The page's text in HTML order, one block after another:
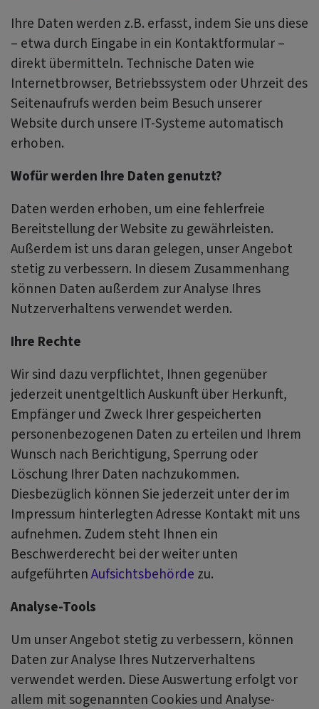
Ihre Daten werden z.B. erfasst, indem Sie uns diese
– etwa durch Eingabe in ein Kontaktformular –
direkt übermitteln. Technische Daten wie
Internetbrowser, Betriebssystem oder Uhrzeit des
Seitenaufrufs werden beim Besuch unserer
Website durch unsere IT-Systeme automatisch
erhoben.
Wofür werden Ihre Daten genutzt?
Daten werden erhoben, um eine fehlerfreie
Bereitstellung der Website zu gewährleisten.
Außerdem ist uns daran gelegen, unser Angebot
stetig zu verbessern. In diesem Zusammenhang
können Daten außerdem zur Analyse Ihres
Nutzerverhaltens verwendet werden.
Ihre Rechte
Wir sind dazu verpflichtet, Ihnen gegenüber
jederzeit unentgeltlich Auskunft über Herkunft,
Empfänger und Zweck Ihrer gespeicherten
personenbezogenen Daten zu erteilen und Ihrem
Wunsch nach Berichtigung, Sperrung oder
Löschung Ihrer Daten nachzukommen.
Diesbezüglich können Sie jederzeit unter der im
Impressum hinterlegten Adresse Kontakt mit uns
aufnehmen. Zudem steht Ihnen ein
Beschwerderecht bei der weiter unten
aufgeführten Aufsichtsbehörde zu.
Analyse-Tools
Um unser Angebot stetig zu verbessern, können
Daten zur Analyse Ihres Nutzerverhaltens
verwendet werden. Diese Auswertung erfolgt vor
allem mit sogenannten Cookies und Analyse-